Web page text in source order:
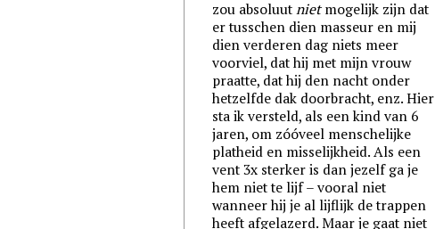
zou absoluutnietmogelijk zijn dat
er tusschen dien masseur en mij
dien verderen dag niets meer
voorviel, dat hij met mijn vrouw
praatte, dat hij den nacht onder
hetzelfde dak doorbracht, enz. Hier
sta ik versteld, als een kind van 6
jaren, om zóóveel menschelijke
platheid en misselijkheid. Als een
vent 3x sterker is dan jezelf ga je
hem niet te lijf – vooral niet
wanneer hij je al lijflijk de trappen
heeft afgelazerd. Maar je gaat niet